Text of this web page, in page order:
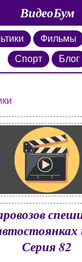
ВидеоБум
Фильмы
Спорт
Блог
Серия 82